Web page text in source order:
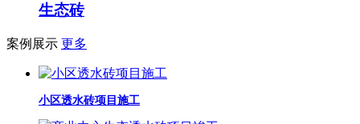
生态砖
案例展示 更多
小区透水砖项目施工